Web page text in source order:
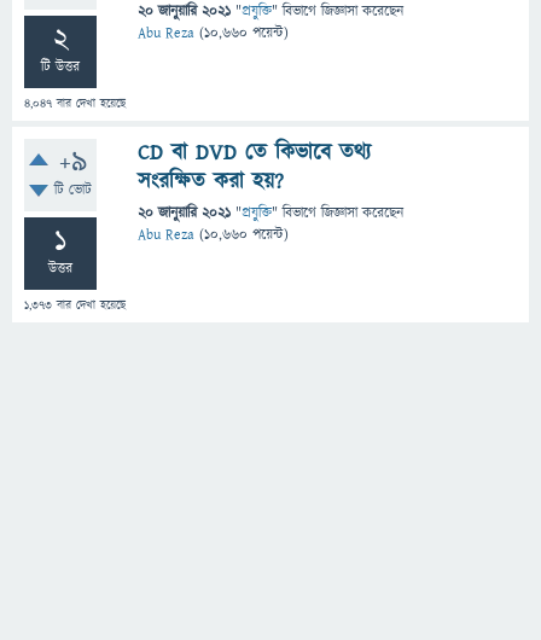
2
টি উত্তর
4,047 বার দেখা হয়েছে
20 জানুয়ারি 2021 "প্রযুক্তি" বিভাগে জিজ্ঞাসাকরেছেন
Abu Reza (10,660 পয়েন্ট)
+9
টি ভোট
1
উত্তর
1,373 বার দেখা হয়েছে
CD বা DVD তে কিভাবে তথ্য
সংরক্ষিত করা হয়?
20 জানুয়ারি 2021 "প্রযুক্তি" বিভাগে জিজ্ঞাসাকরেছেন
Abu Reza (10,660 পয়েন্ট)